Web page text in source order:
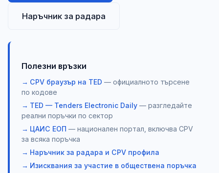
Наръчник за радара
Полезни връзки
CPV браузър на TED — официалното търсене
по кодове
TED — Tenders Electronic Daily — разгледайте
реални поръчки по сектор
ЦАИС ЕОП — национален портал, включва CPV
за всяка поръчка
Наръчник за радара и CPV профила
Изисквания за участие в обществена поръчка